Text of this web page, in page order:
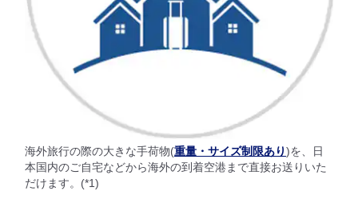
海外旅行の際の大きな手荷物(重量・サイズ制限あり)を、日
本国内のご自宅などから海外の到着空港まで直接お送りいた
だけます。(*1)